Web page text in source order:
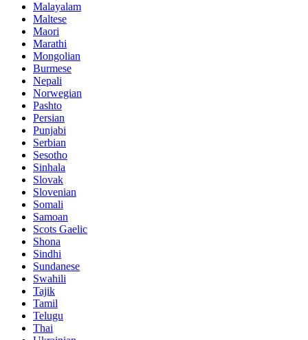
Malayalam
Maltese
Maori
Marathi
Mongolian
Burmese
Nepali
Norwegian
Pashto
Persian
Punjabi
Serbian
Sesotho
Sinhala
Slovak
Slovenian
Somali
Samoan
Scots Gaelic
Shona
Sindhi
Sundanese
Swahili
Tajik
Tamil
Telugu
Thai